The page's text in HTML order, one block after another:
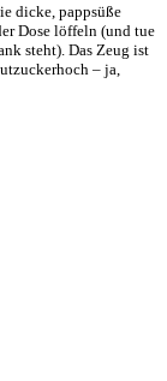
dicke, pappsüße
Dose löffeln (und tue
steht). Das Zeug ist
– ja,